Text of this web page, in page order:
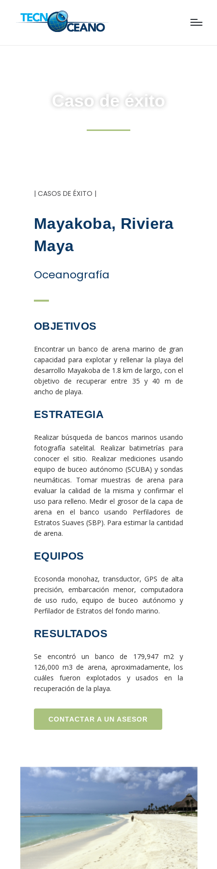
Caso de éxito
| CASOS DE ÉXITO |
Mayakoba, Riviera
Maya
Oceanografía
OBJETIVOS
Encontrar un banco de arena marino de gran
capacidad para explotar y rellenar la playa del
desarrollo Mayakoba de 1.8 km de largo, con el
objetivo de recuperar entre 35 y 40 m de
ancho de playa.
ESTRATEGIA
Realizar búsqueda de bancos marinos usando
fotografía satelital. Realizar batimetrías para
conocer el sitio. Realizar mediciones usando
equipo de buceo autónomo (SCUBA) y sondas
neumáticas. Tomar muestras de arena para
evaluar la calidad de la misma y confirmar el
uso para relleno. Medir el grosor de la capa de
arena en el banco usando Perfiladores de
Estratos Suaves (SBP). Para estimar la cantidad
de arena.
EQUIPOS
Ecosonda monohaz, transductor, GPS de alta
precisión, embarcación menor, computadora
de uso rudo, equipo de buceo autónomo y
Perfilador de Estratos del fondo marino.
RESULTADOS
Se encontró un banco de 179,947 m2 y
126,000 m3 de arena, aproximadamente, los
cuáles fueron explotados y usados en la
recuperación de la playa.
CONTACTAR A UN ASESOR